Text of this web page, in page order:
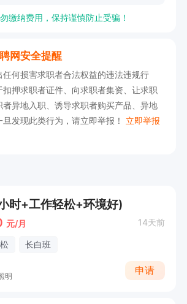
意度。
日常运营管理，包括商品陈列、
。
，对市场动态进行分析，为优化服
工作制，长白班，法定节假日正
，请直接投递简历后打电话吧！
缴纳费用，保持谨慎防止受骗！
网安全提醒
任何损害求职者合法权益的违法违规行
扣押求职者证件、向求职者集资、让求职
异地入职、诱导求职者购买产品、异地
发现此类行为，请立即举报！ 立即举报
时+工作轻松+环境好)
元/月 14天前
长白班
明
申请